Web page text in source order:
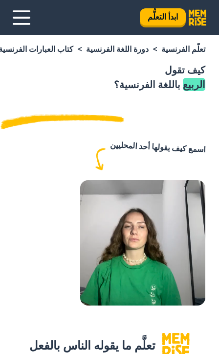
ابدأ التعلُّم
تعلَّم الفرنسية دورة اللغة الفرنسية كتاب العبارات
كيف تقول
الربيع باللغة الفرنسية؟
اسمع كيف يقولها أحد المحليين
تعلَّم ما يقوله الناس بالفعل